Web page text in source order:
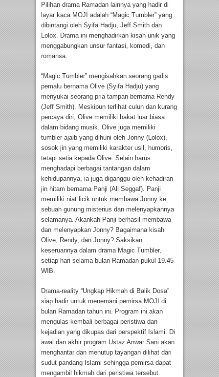
Pilihan drama Ramadan lainnya yang hadir di
layar kaca MOJI adalah “Magic Tumbler” yang
dibintangi oleh Syifa Hadju, Jeff Smith dan
Lolox. Drama ini menghadirkan kisah unik yang
menggabungkan unsur fantasi, komedi, dan
romansa.
“Magic Tumbler” mengisahkan seorang gadis
pemalu bernama Olive (Syifa Hadju) yang
menyukai seorang pria tampan bernama Rendy
(Jeff Smith). Meskipun terlihat culun dan kurang
percaya diri, Olive memiliki bakat luar biasa
dalam bidang musik. Olive juga memiliki
tumbler ajaib yang dihuni oleh Jonny (Lolox),
sosok jin yang memiliki karakter usil, humoris,
tetapi setia kepada Olive. Selain harus
menghadapi berbagai tantangan dalam
kehidupannya, ia juga diganggu oleh kehadiran
jin hitam bernama Panji (Ali Seggaf). Panji
memiliki niat licik untuk membawa Jonny ke
sebuah gunung misterius dan melenyapkannya
selamanya. Akankah Panji berhasil membawa
dan melenyapkan Jonny? Bagaimana kisah
Olive, Rendy, dan Jonny? Saksikan
keseruannya dalam drama Magic Tumbler,
setiap hari selama bulan Ramadan pukul 19.45
WIB.
Drama-reality “Ungkap Hikmah di Balik Dosa”
siap hadir untuk menemani pemirsa MOJI di
bulan Ramadan tahun ini. Program ini akan
mengulas kembali berbagai peristiwa dan
kejadian yang dikupas dari perspektif Islami. Di
awal dan akhir program Ustaz Anwar Sani akan
menghantar dan menutup tayangan dilihat dari
sudut pandang Islami sehingga pemirsa dapat
mengambil hikmah dari peristiwa tersebut.